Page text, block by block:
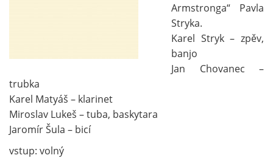
Armstronga“ Pavla
Stryka.
Karel Stryk – zpěv,
banjo
Jan Chovanec –
trubka
Karel Matyáš – klarinet
Miroslav Lukeš – tuba, baskytara
Jaromír Šula – bicí
vstup: volný